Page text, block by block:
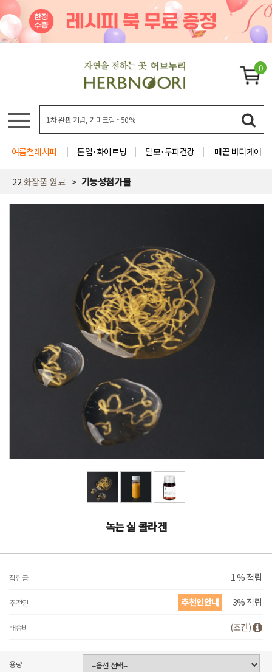
0
여름철레시피 톤업·화이트닝 탈모·두피건강 매끈 바디케어
22화장품 원료 기능성첨가물
녹는 실 콜라겐
적립금 1 % 적립
추천인 추천인안내 3% 적립
배송비 (조건)
용량